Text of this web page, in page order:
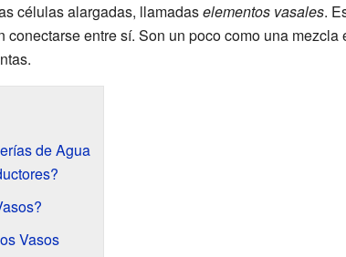
células alargadas, llamadaselementos vasales.
entre sí. Son un poco como una
de Agua
Vasos